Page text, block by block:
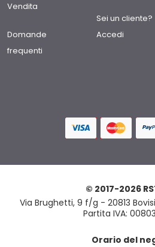
Vendita
Domande
frequenti
Sei un cliente?
Accedi
© 2017-2026
Via Brughetti, 9 f/g - 20813
Partita IVA:
Orario del